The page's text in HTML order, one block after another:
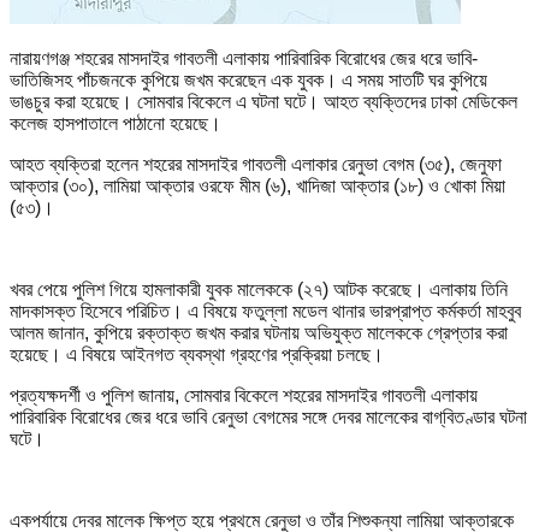
নারায়ণগঞ্জ শহরের মাসদাইর গাবতলী এলাকায় পারিবারিক বিরোধের জের ধরে ভাবি-
ভাতিজিসহ পাঁচজনকে কুপিয়ে জখম করেছেন এক যুবক। এ সময় সাতটি ঘর কুপিয়ে
ভাঙচুর করা হয়েছে। সোমবার বিকেলে এ ঘটনা ঘটে। আহত ব্যক্তিদের ঢাকা মেডিকেল
কলেজ হাসপাতালে পাঠানো হয়েছে।
আহত ব্যক্তিরা হলেন শহরের মাসদাইর গাবতলী এলাকার রেনুভা বেগম (৩৫), জেনুফা
আক্তার (৩০), লামিয়া আক্তার ওরফে মীম (৬), খাদিজা আক্তার (১৮) ও খোকা মিয়া
(৫৩)।
খবর পেয়ে পুলিশ গিয়ে হামলাকারী যুবক মালেককে (২৭) আটক করেছে। এলাকায় তিনি
মাদকাসক্ত হিসেবে পরিচিত। এ বিষয়ে ফতুল্লা মডেল থানার ভারপ্রাপ্ত কর্মকর্তা মাহবুব
আলম জানান, কুপিয়ে রক্তাক্ত জখম করার ঘটনায় অভিযুক্ত মালেককে গ্রেপ্তার করা
হয়েছে। এ বিষয়ে আইনগত ব্যবস্থা গ্রহণের প্রক্রিয়া চলছে।
প্রত্যক্ষদর্শী ও পুলিশ জানায়, সোমবার বিকেলে শহরের মাসদাইর গাবতলী এলাকায়
পারিবারিক বিরোধের জের ধরে ভাবি রেনুভা বেগমের সঙ্গে দেবর মালেকের বাগ্‌বিতণ্ডার ঘটনা
ঘটে।
একপর্যায়ে দেবর মালেক ক্ষিপ্ত হয়ে প্রথমে রেনুভা ও তাঁর শিশুকন্যা লামিয়া আক্তারকে